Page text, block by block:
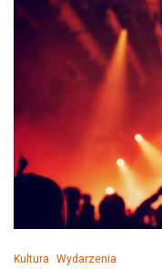
Kultura Wydarzenia